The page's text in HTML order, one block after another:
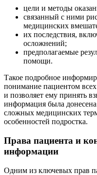
цели и методы
связанный с ними
медицинских
их последствия,
осложнений;
предполагаемые
помощи.
Такое подробное
понимание пациентом
и позволяет ему принять
информация была
сложных медицинских
особенностей подростка.
Права пациента и
информации
Одним из ключевых прав